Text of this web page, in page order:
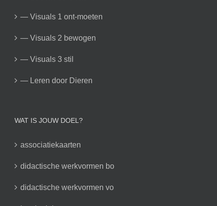
— Visuals 1 ont-moeten
— Visuals 2 bewogen
— Visuals 3 stil
— Leren door Dieren
WAT IS JOUW DOEL?
associatiekaarten
didactische werkvormen bo
didactische werkvormen vo